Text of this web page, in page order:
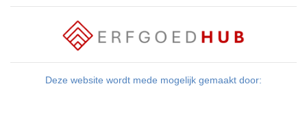
Deze website wordt mede mogelijk gemaakt door: